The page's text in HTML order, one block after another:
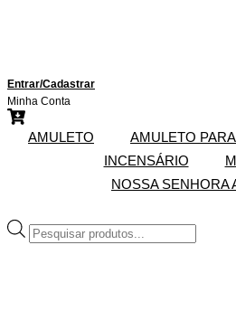
Entrar/Cadastrar
Minha Conta
AMULETO AMULETO
INCENSÁRIO
NOSSA SENHORA
Pesquisar
produtos